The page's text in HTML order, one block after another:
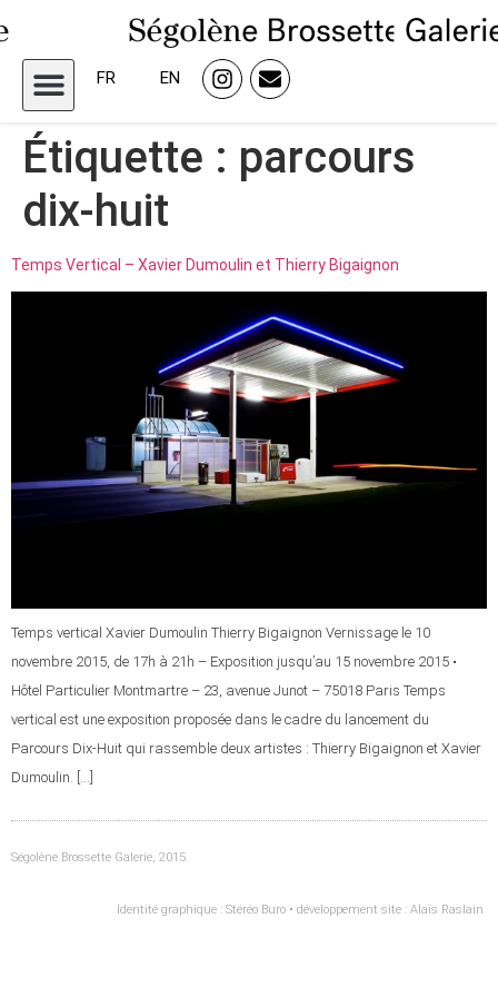
FR EN
Étiquette : parcours
dix-huit
Temps Vertical – Xavier Dumoulin et Thierry Bigaignon
Temps vertical Xavier Dumoulin Thierry Bigaignon Vernissage le 10
novembre 2015, de 17h à 21h – Exposition jusqu’au 15 novembre 2015 •
Hôtel Particulier Montmartre – 23, avenue Junot – 75018 Paris Temps
vertical est une exposition proposée dans le cadre du lancement du
Parcours Dix-Huit qui rassemble deux artistes : Thierry Bigaignon et Xavier
Dumoulin. […]
Ségolène Brossette Galerie, 2015
Identité graphique : Stéréo Buro • développement site : Alaïs Raslain ​​